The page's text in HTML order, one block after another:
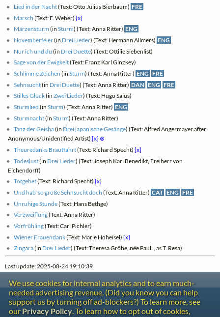
Lied in der Nacht(Text: Otto Julius Bierbaum) FRE
Marsch (Text: F. Weber)[x]
Märzensturm (inSturm) (Text: Anna Ritter) ENG
Novemberfeier(in Drei Lieder) (Text: Hermann Allmers) ENG
Nur ich und du (in Drei Duette) (Text: Ottilie Siebenlist)
Sage von der Ewigkeit(Text: Franz Karl Ginzkey)
Schlimme Zeichen (inSturm) (Text: Anna Ritter) ENG FRE
Sehnsucht(in Drei Duette) (Text: Anna Ritter) DAN ENG FRE
Stilles Glück(inZwei Lieder) (Text: Hugo Salus)
Sturmlied (inSturm) (Text: Anna Ritter) ENG
Sturmnacht(inSturm) (Text: Anna Ritter)
Tanz der Geisha(in Drei japanische Gesänge) (Text: Alfred Angermayer after
Anonymous/Unidentified Artist)[x] ⊗
Theuredanks Brautfahrt(Text: Richard Specht)[x]
Todeslust(in Drei Lieder) (Text: Joseph Karl Benedikt, Freiherr von
Eichendorff)
Totgebet(Text: Richard Specht)[x]
Und hab' so große Sehnsucht doch (Text: Anna Ritter) CAT ENG FRE
Unruhige Stunde(Text: Hans Bethge)
Verzweiflung(Text: Anna Ritter)
Vorfrühling(Text: Carl Pichler)
Wiener Frauendank(Text: Marie Hoheisel)[x]
Zingara(in Drei Lieder) (Text: Theresa Gröhe, née Pauli , as T. Resa)
Last update: 2025-08-24 19:10:39
We use cookies for internal analytics and to earn much-
needed advertising revenue. (Did you know you can help
support us by turning off ad-blockers?) To learn more, see
our Privacy Policy. To learn how to opt out of cookies,
Contact
Copyright
Privacy